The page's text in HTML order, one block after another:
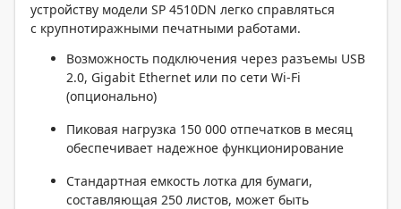
устройству модели SP 4510DN легко справляться
с крупнотиражными печатными работами.
Возможность подключения через разъемы USB
2.0, Gigabit Ethernet или по сети Wi-Fi
(опционально)
Пиковая нагрузка 150 000 отпечатков в месяц
обеспечивает надежное функционирование
Стандартная емкость лотка для бумаги,
составляющая 250 листов, может быть